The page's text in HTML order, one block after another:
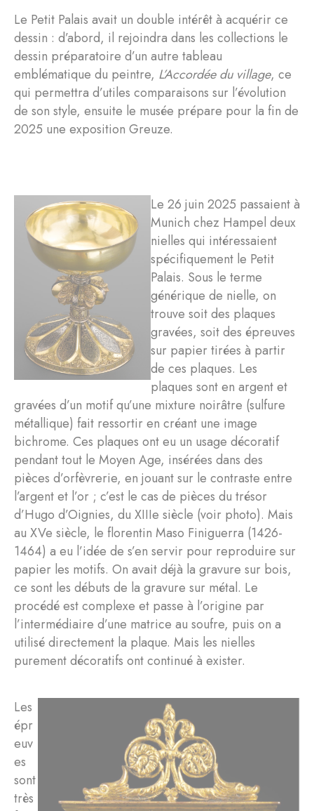
Le Petit Palais avait un double intérêt à acquérir ce
dessin : d’abord, il rejoindra dans les collections le
dessin préparatoire d’un autre tableau
emblématique du peintre, L’Accordée du village, ce
qui permettra d’utiles comparaisons sur l’évolution
de son style, ensuite le musée prépare pour la fin de
2025 une exposition Greuze.
Le 26 juin 2025 passaient à
Munich chez Hampel deux
nielles qui intéressaient
spécifiquement le Petit
Palais. Sous le terme
générique de nielle, on
trouve soit des plaques
gravées, soit des épreuves
sur papier tirées à partir
de ces plaques. Les
plaques sont en argent et
gravées d’un motif qu’une mixture noirâtre (sulfure
métallique) fait ressortir en créant une image
bichrome. Ces plaques ont eu un usage décoratif
pendant tout le Moyen Age, insérées dans des
pièces d’orfèvrerie, en jouant sur le contraste entre
l’argent et l’or ; c’est le cas de pièces du trésor
d’Hugo d’Oignies, du XIIIe siècle (voir photo). Mais
au XVe siècle, le florentin Maso Finiguerra (1426-
1464) a eu l’idée de s’en servir pour reproduire sur
papier les motifs. On avait déjà la gravure sur bois,
ce sont les débuts de la gravure sur métal. Le
procédé est complexe et passe à l’origine par
l’intermédiaire d’une matrice au soufre, puis on a
utilisé directement la plaque. Mais les nielles
purement décoratifs ont continué à exister.
Les
épr
euv
es
sont
très